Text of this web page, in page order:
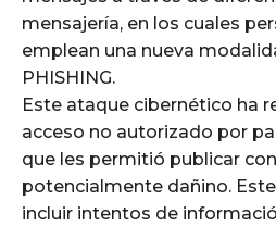
mensajería, en los cuales
emplean una nueva
PHISHING.
Este ataque cibernético ha
acceso no autorizado por
que les permitió publicar
potencialmente dañino.
incluir intentos de